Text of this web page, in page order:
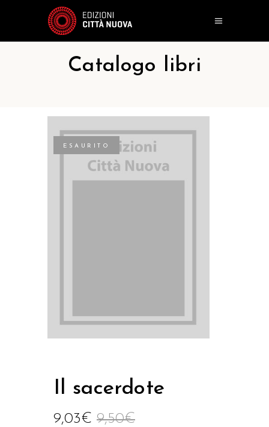
Catalogo libri
ESAURITO
Il sacerdote
9,50€
9,03€